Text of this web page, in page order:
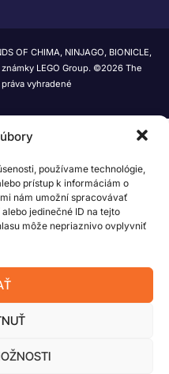
používame technológie,
prístup k informáciám o
nám umožní spracovávať
jedinečné ID na tejto
môže nepriaznivo ovplyvniť
OF CHIMA, NINJAGO, BIONICLE,
LEGO Group. ©2026 The
vyhradené